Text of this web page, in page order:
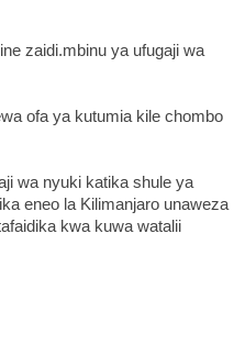
zaidi.mbinu ya ufugaji wa
ofa ya kutumia kile chombo
wa nyuki katika shule ya
eneo la Kilimanjaro unaweza
kwa kuwa watalii